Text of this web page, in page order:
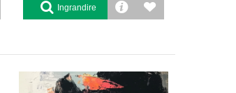
Ingrandire